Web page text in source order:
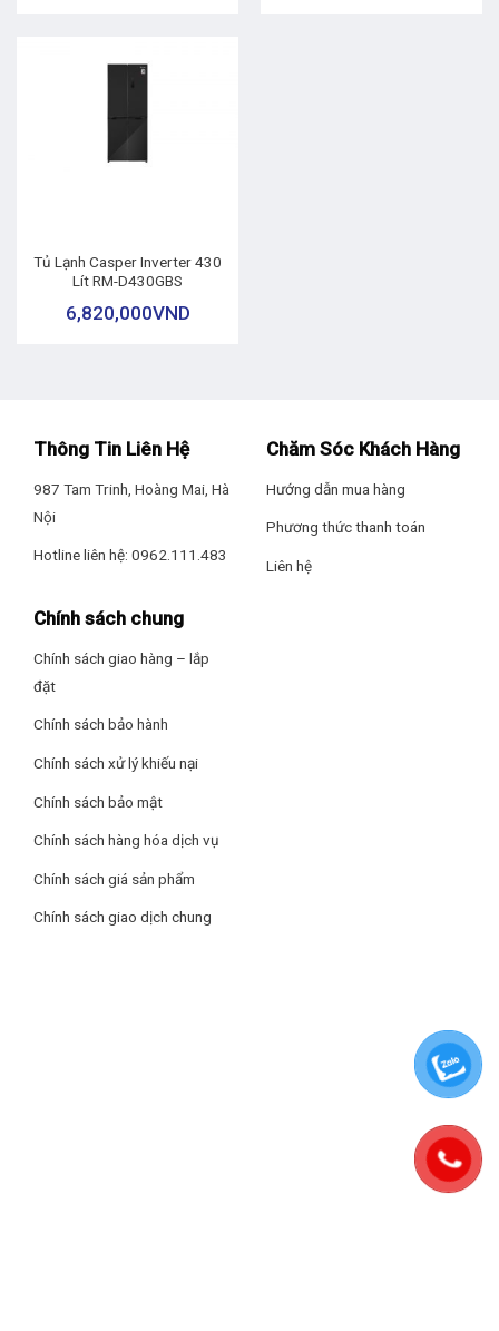
Tủ Lạnh Casper Inverter 430
Lít RM-D430GBS
6,820,000VND
Thông Tin Liên Hệ
987 Tam Trinh, Hoàng Mai, Hà
Nội
Hotline liên hệ: 0962.111.483
Chăm Sóc Khách Hàng
Hướng dẫn mua hàng
Phương thức thanh toán
Liên hệ
Chính sách chung
Chính sách giao hàng – lắp
đặt
Chính sách bảo hành
Chính sách xử lý khiếu nại
Chính sách bảo mật
Chính sách hàng hóa dịch vụ
Chính sách giá sản phẩm
Chính sách giao dịch chung